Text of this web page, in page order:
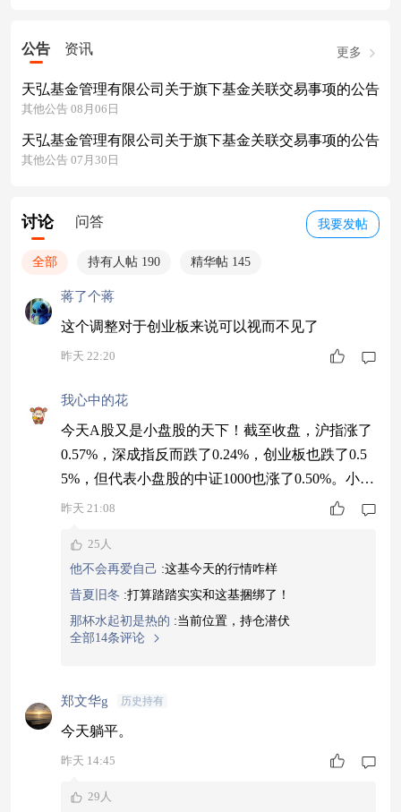
公告 资讯 更多
天弘基金管理有限公司关于旗下基金关联交易事项的公告
其他公告 08月06日
天弘基金管理有限公司关于旗下基金关联交易事项的公告
其他公告 07月30日
我要发帖
讨论 问答
全部 持有人帖 190 精华帖 145
蒋了个蒋
这个调整对于创业板来说可以视而不见了
昨天 22:20
我心中的花
今天A股又是小盘股的天下！截至收盘，沪指涨了
0.57%，深成指反而跌了0.24%，创业板也跌了0.5
5%，但代表小盘股的中证1000也涨了0.50%。小盘
风格明显强于大盘，资金正在从大票往小票切换。
基金量化模型还能在这个基础上持续捕捉超额。今
年以来超额已经干了将近10个点，2024、2025连续
两年超额都超10%，全市场只有三只能做到。小盘
行情
昨天 21:08
25人
他不会再爱自己 :这基今天的行情咋样
昔夏旧冬 :打算踏踏实实和这基捆绑了！
那杯水起初是热的 :当前位置，持仓潜伏
全部14条评论
郑文华g 历史持有
今天躺平。
昨天 14:45
29人